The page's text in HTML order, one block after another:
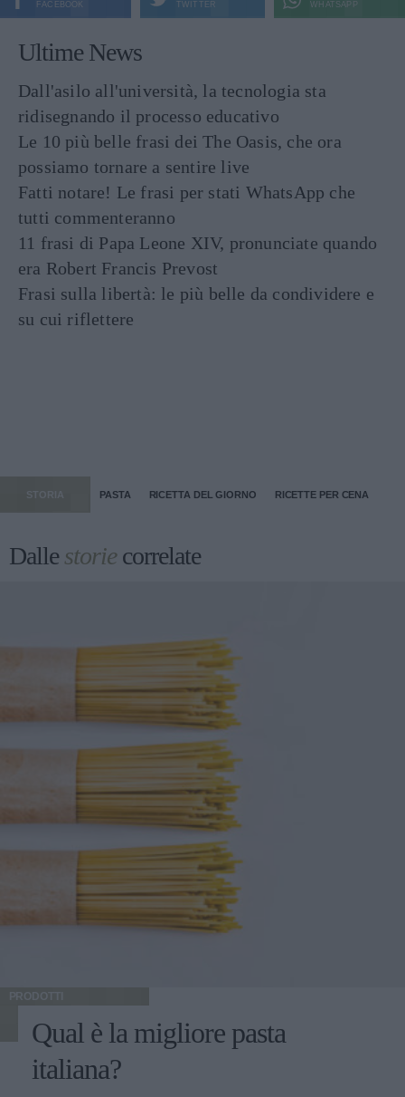
FACEBOOK
TWITTER
WHATSAPP
Ultime News
Dall'asilo all'università, la tecnologia sta
ridisegnando il processo educativo
Le 10 più belle frasi dei The Oasis, che ora
possiamo tornare a sentire live
Fatti notare! Le frasi per stati WhatsApp che
tutti commenteranno
11 frasi di Papa Leone XIV, pronunciate quando
era Robert Francis Prevost
Frasi sulla libertà: le più belle da condividere e
su cui riflettere
STORIA PASTA RICETTA DEL GIORNO RICETTE PER CENA
Dallestoriecorrelate
PRODOTTI
Qual è la migliore pasta
italiana?